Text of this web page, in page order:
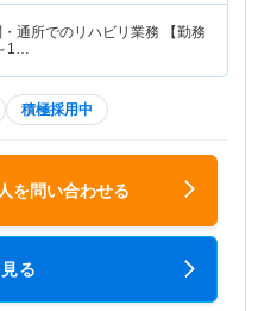
所でのリハビリ業務 【勤務
1…
積極採用中
を問い合わせる
る